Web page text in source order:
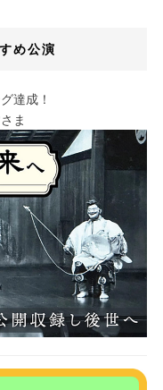
め公演
達成！
ま